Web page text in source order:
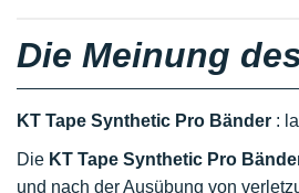
Die Meinung
KT Tape Synthetic Pro Bänder :
Die KT Tape Synthetic Pro
und nach der Ausübung von